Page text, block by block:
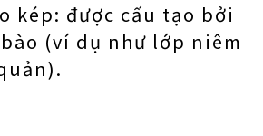
kép: được cấu tạo bởi
(ví dụ như lớp niêm